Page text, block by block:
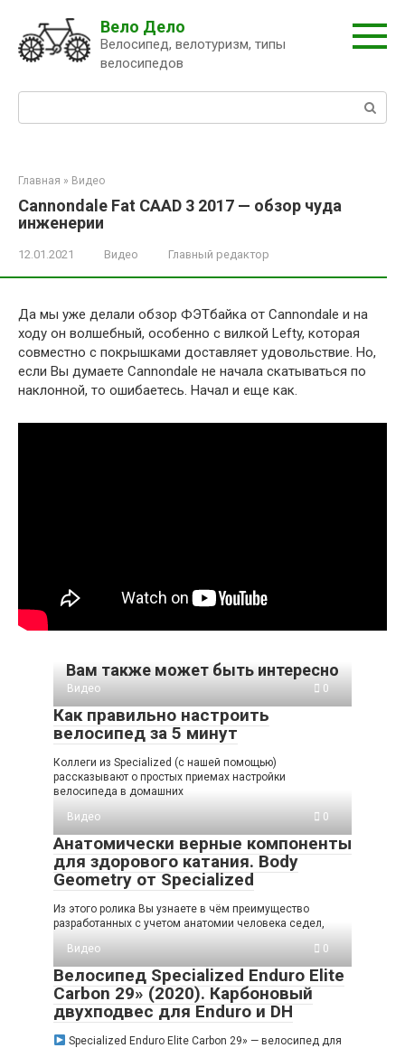
контенту
Вело Дело
Велосипед, велотуризм, типы
велосипедов
Главная » Видео
Cannondale Fat CAAD 3 2017 — обзор чуда
инженерии
12.01.2021 Видео Главный редактор
Да мы уже делали обзор ФЭТбайка от Cannondale и на
ходу он волшебный, особенно с вилкой Lefty, которая
совместно с покрышками доставляет удовольствие. Но,
если Вы думаете Cannondale не начала скатываться по
наклонной, то ошибаетесь. Начал и еще как.
Вам также может быть интересно
Видео 0
Как правильно настроить
велосипед за 5 минут
Коллеги из Specialized (с нашей помощью)
рассказывают о простых приемах настройки
велосипеда в домашних
Видео
0
Анатомически верные компоненты
для здорового катания. Body
Geometry от Specialized
Из этого ролика Вы узнаете в чём преимущество
разработанных с учетом анатомии человека седел,
Видео
0
Велосипед Specialized Enduro Elite
Carbon 29» (2020). Карбоновый
двухподвес для Enduro и DH
Specialized Enduro Elite Carbon 29» — велосипед для